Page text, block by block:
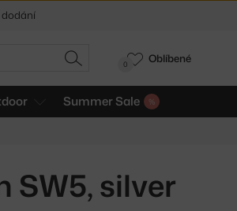
HLEDAT
Summer Sale
0 Oblíbené
SW5, silver
dodání